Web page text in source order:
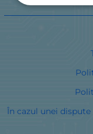
În cazul unei